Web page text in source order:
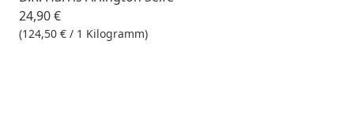
24,90 €
(124,50 € / 1 Kilogramm)